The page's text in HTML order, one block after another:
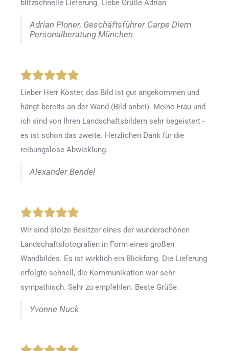
blitzschnelle Lieferung. Liebe Grüße Adrian
Adrian Ploner, Geschäftsführer Carpe Diem
Personalberatung München
Lieber Herr Köster, das Bild ist gut angekommen und
hängt bereits an der Wand (Bild anbei). Meine Frau und
ich sind von Ihren Landschaftsbildern sehr begeistert -
es ist schon das zweite. Herzlichen Dank für die
reibungslose Abwicklung.
Alexander Bendel
Wir sind stolze Besitzer eines der wunderschönen
Landschaftsfotografien in Form eines großen
Wandbildes. Es ist wirklich ein Blickfang. Die Lieferung
erfolgte schnell, die Kommunikation war sehr
sympathisch. Sehr zu empfehlen. Beste Grüße.
Yvonne Nuck